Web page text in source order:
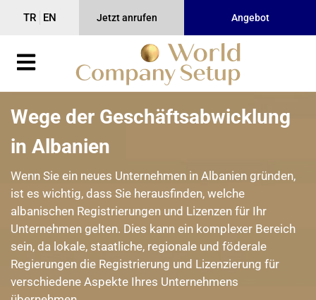
TR EN Jetzt anrufen Angebot
Wege der Geschäftsabwicklung
in Albanien
Wenn Sie ein neues Unternehmen in Albanien gründen,
ist es wichtig, dass Sie herausfinden, welche
albanischen Registrierungen und Lizenzen für Ihr
Unternehmen gelten. Dies kann ein komplexer Bereich
sein, da lokale, staatliche, regionale und föderale
Regierungen die Registrierung und Lizenzierung für
verschiedene Aspekte Ihres Unternehmens